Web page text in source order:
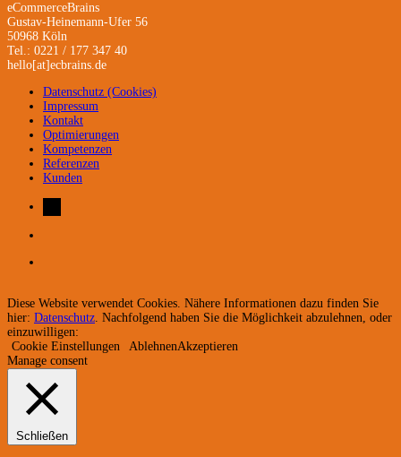
eCommerceBrains
Gustav-Heinemann-Ufer 56
50968 Köln
Tel.: 0221 / 177 347 40
hello[at]ecbrains.de
Datenschutz (Cookies)
Impressum
Kontakt
Optimierungen
Kompetenzen
Referenzen
Kunden
Diese Website verwendet Cookies. Nähere Informationen dazu finden Sie
hier: Datenschutz. Nachfolgend haben Sie die Möglichkeit abzulehnen, oder
einzuwilligen:
Cookie Einstellungen
AblehnenAkzeptieren
Manage consent
Schließen